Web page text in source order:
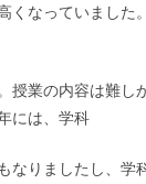
なっていました
業の内容は難し
には、学科
りましたし、学